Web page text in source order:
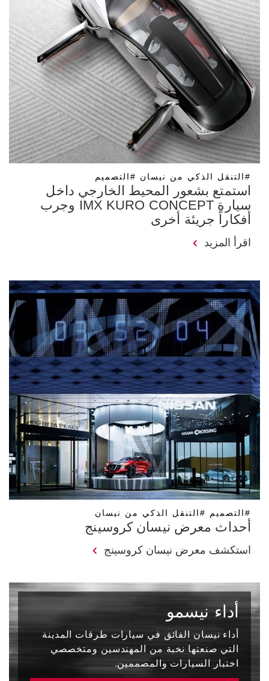
استمتع بشعور المحيط الخارجي داخل
سيارة IMX KURO CONCEPT وجرب
أفكاراً جريئة أخرى
#التنقل الذكي من نيسان #التصميم
اقرأ المزيد
أحداث معرض نيسان كروسينج
#التصميم #التنقل الذكي من نيسان
استكشف معرض نيسان كروسينج
أداء نيسمو
أداء نيسان الفائق في سيارات طرقات المدينة
التي صنعتها نخبة من المهندسين ومتخصصي
اختبار السيارات والمصممين.